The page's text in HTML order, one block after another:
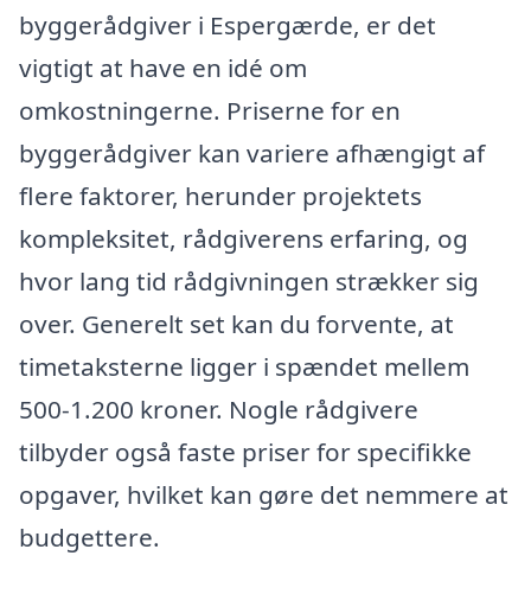
byggerådgiver i Espergærde, er det
vigtigt at have en idé om
omkostningerne. Priserne for en
byggerådgiver kan variere afhængigt af
flere faktorer, herunder projektets
kompleksitet, rådgiverens erfaring, og
hvor lang tid rådgivningen strækker sig
over. Generelt set kan du forvente, at
timetaksterne ligger i spændet mellem
500-1.200 kroner. Nogle rådgivere
tilbyder også faste priser for specifikke
opgaver, hvilket kan gøre det nemmere at
budgettere.